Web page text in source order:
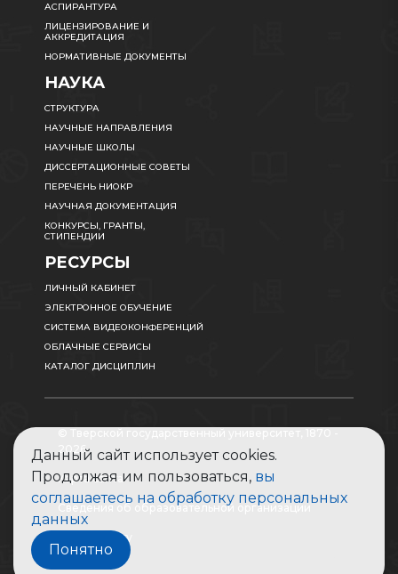
АСПИРАНТУРА
ЛИЦЕНЗИРОВАНИЕ И
АККРЕДИТАЦИЯ
НОРМАТИВНЫЕ ДОКУМЕНТЫ
НАУКА
СТРУКТУРА
НАУЧНЫЕ НАПРАВЛЕНИЯ
НАУЧНЫЕ ШКОЛЫ
ДИССЕРТАЦИОННЫЕ СОВЕТЫ
ПЕРЕЧЕНЬ НИОКР
НАУЧНАЯ ДОКУМЕНТАЦИЯ
КОНКУРСЫ, ГРАНТЫ,
СТИПЕНДИИ
РЕСУРСЫ
ЛИЧНЫЙ КАБИНЕТ
ЭЛЕКТРОННОЕ ОБУЧЕНИЕ
СИСТЕМА ВИДЕОКОНФЕРЕНЦИЙ
ОБЛАЧНЫЕ СЕРВИСЫ
КАТАЛОГ ДИСЦИПЛИН
2026
Карта сайта
Сведения об образовательной организации
Абитуриенту
Данный сайт использует cookies.
Продолжая им пользоваться, вы
соглашаетесь на обработку персональных
данных
Понятно